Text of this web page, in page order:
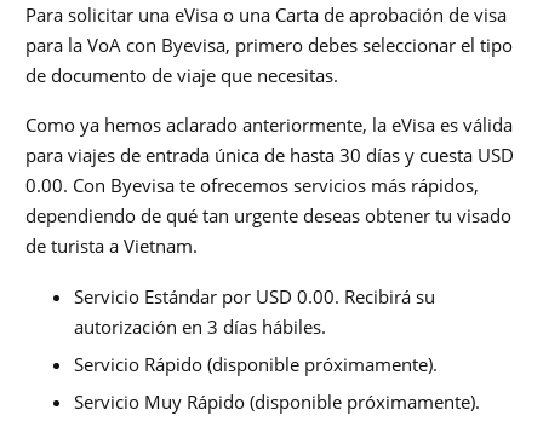
Para solicitar una eVisa o una Carta de aprobación de visa
para la VoA con Byevisa, primero debes seleccionar el tipo
de documento de viaje que necesitas.
Como ya hemos aclarado anteriormente, la eVisa es válida
para viajes de entrada única de hasta 30 días y cuesta USD
0.00. Con Byevisa te ofrecemos servicios más rápidos,
dependiendo de qué tan urgente deseas obtener tu visado
de turista a Vietnam.
Servicio Estándar por USD 0.00. Recibirá su
autorización en 3 días hábiles.
Servicio Rápido (disponible próximamente).
Servicio Muy Rápido (disponible próximamente).